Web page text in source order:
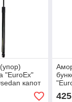
"EuroEx"
капот
425